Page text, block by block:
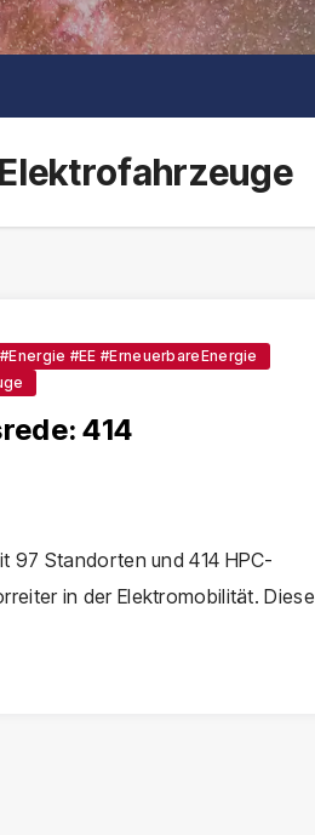
#EE #ErneuerbareEnergie
414
97 Standorten und 414 HPC-
in der Elektromobilität. Diese